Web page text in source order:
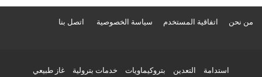
من نحن اتفاقية المستخدم سياسة الخصوصية اتصل بنا
استدامة التعدين بتروكيماويات خدمات بترولية غاز طبيعي